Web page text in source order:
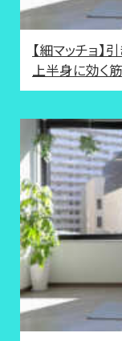
【細マッチョ】
上半身に効く筋